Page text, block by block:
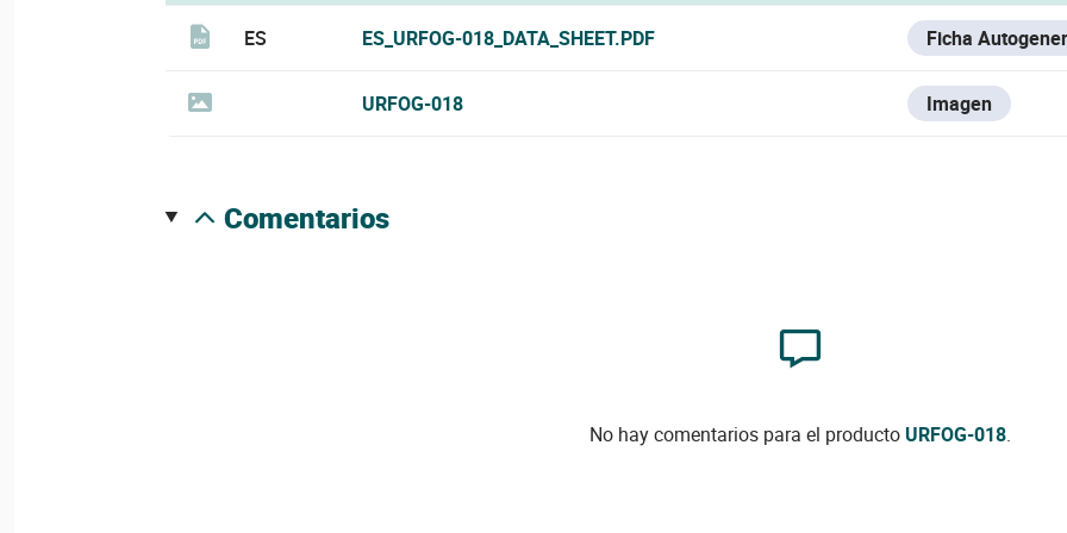
ES ES_URFOG-018_DATA_SHEET.PDF Ficha
URFOG-018 Imagen
comentarios
No hay comentarios para el productoURFOG-018.